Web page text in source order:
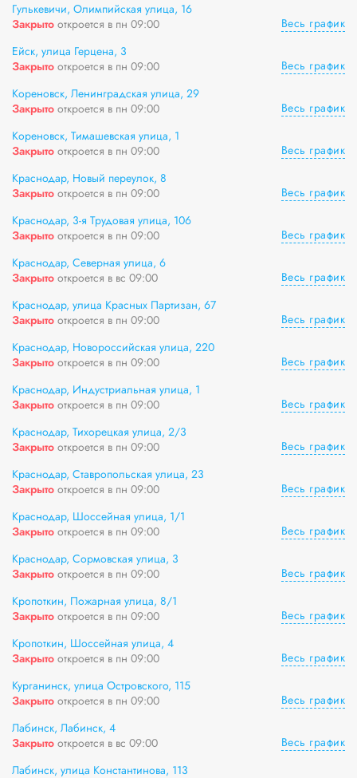
Гулькевичи, Олимпийская улица, 16
Закрыто откроется в пн 09:00
Весь график
Ейск, улица Герцена, 3
Закрыто откроется в пн 09:00
Весь график
Кореновск, Ленинградская улица, 29
Закрыто откроется в пн 09:00
Весь график
Кореновск, Тимашевская улица, 1
Закрыто откроется в пн 09:00
Весь график
Краснодар, Новый переулок, 8
Закрыто откроется в пн 09:00
Весь график
Краснодар, 3-я Трудовая улица, 106
Закрыто откроется в пн 09:00
Весь график
Краснодар, Северная улица, 6
Закрыто откроется в вс 09:00
Весь график
Краснодар, улица Красных Партизан, 67
Закрыто откроется в пн 09:00
Весь график
Краснодар, Новороссийская улица, 220
Закрыто откроется в пн 09:00
Весь график
Краснодар, Индустриальная улица, 1
Закрыто откроется в пн 09:00
Весь график
Краснодар, Тихорецкая улица, 2/3
Закрыто откроется в пн 09:00
Весь график
Краснодар, Ставропольская улица, 23
Закрыто откроется в пн 09:00
Весь график
Краснодар, Шоссейная улица, 1/1
Закрыто откроется в пн 09:00
Весь график
Краснодар, Сормовская улица, 3
Закрыто откроется в пн 09:00
Весь график
Кропоткин, Пожарная улица, 8/1
Закрыто откроется в пн 09:00
Весь график
Кропоткин, Шоссейная улица, 4
Закрыто откроется в пн 09:00
Весь график
Курганинск, улица Островского, 115
Закрыто откроется в пн 09:00
Весь график
Лабинск, Лабинск, 4
Закрыто откроется в вс 09:00
Весь график
Лабинск, улица Константинова, 113